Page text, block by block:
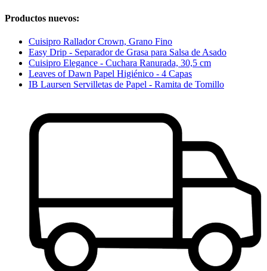
Productos nuevos:
Cuisipro Rallador Crown, Grano Fino
Easy Drip - Separador de Grasa para Salsa de Asado
Cuisipro Elegance - Cuchara Ranurada, 30,5 cm
Leaves of Dawn Papel Higiénico - 4 Capas
IB Laursen Servilletas de Papel - Ramita de Tomillo